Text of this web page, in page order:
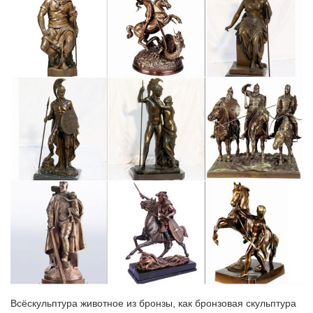
вечного веселья и радости.
Каталог Статуэтки интернет-магазина Stratoshop.ru
Карты и атласы автодорог – Бизнес – Детская литература –
Искусство.Цена. Статуэтки. Сортировать поВид. Фигурка
‘Щенок Лабрадор’. Высота фигурки: 10×7,5 см. Материал:
искусственный мех, пенопласт..Новогодний символ ‘Собака.
Копилка’, Е96478.
фигурки собак из бронзы различных пород, овчарки
бронзовые…
Код товара: 2118_GE. Фигурка собаки символизирует собой
верность, преданность, благополучие.Статуэтка собачки из
бронзы, Художественное бронзовое литье, Материал: Бронза,
Покрытие – эмаль, лак, Вид: Интерьерная, настольная,
каминная, подарочная, арт.
Статуэтки – символ 2018 года – Собака – покупайте в Москве
– Собака, по низкой | оптовой цене можно в нашем интернет –
Всёскульптура животное из бронзы, как бронзовая скульптура